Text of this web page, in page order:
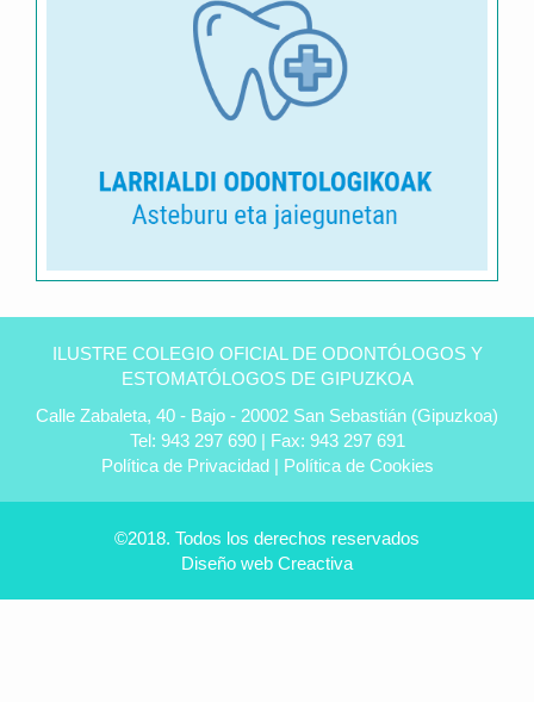
Úbeda
dentista
ILUSTRE COLEGIO OFICIAL DE ODONTÓLOGOS Y
ESTOMATÓLOGOS DE GIPUZKOA
Calle Zabaleta, 40 - Bajo - 20002 San Sebastián (Gipuzkoa)
Tel: 943 297 690 | Fax: 943 297 691
Política de Privacidad| Política de Cookies
©2018. Todos los derechos reservados
Diseño web Creactiva